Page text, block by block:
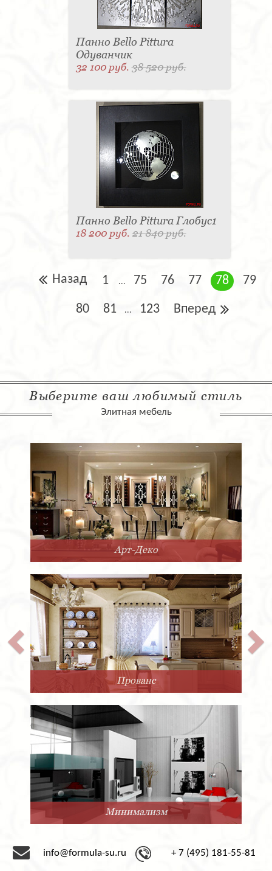
Панно Bello Pittura
Одуванчик
32 100 руб.38 520 руб.
Панно Bello Pittura Глобус1
18 200 руб.21 840 руб.
Назад 1 ... 75 76 77 78 79
80 81 ... 123 Вперед
Выберите ваш любимый стиль
Элитная мебель
Арт-Деко
Прованс
Минимализм
info@formula-su.ru + 7 (495) 181-55-81